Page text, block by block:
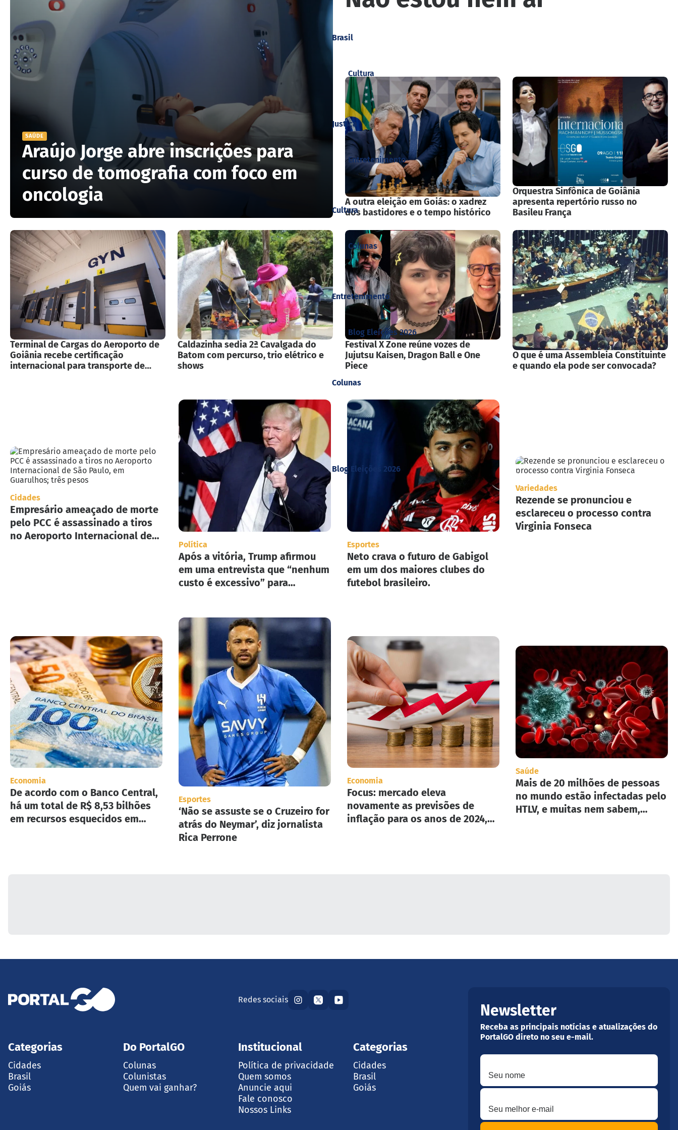
Cultura
Entretenimento
Colunas
Blog Eleições 2026
Brasil
Justiça
Cultura
Entretenimento
Colunas
Blog Eleições 2026
SAÚDE
Araújo Jorge abre inscrições para
curso de tomografia com foco em
oncologia
A outra eleição em Goiás: o xadrez
dos bastidores e o tempo histórico
Orquestra Sinfônica de Goiânia
apresenta repertório russo no
Basileu França
Terminal de Cargas do Aeroporto de
Goiânia recebe certificação
internacional para transporte de
Caldazinha sedia 2ª Cavalgada do
Batom com percurso, trio elétrico e
shows
Festival X Zone reúne vozes de
Jujutsu Kaisen, Dragon Ball e One
Piece
O que é uma Assembleia Constituinte
e quando ela pode ser convocada?
Cidades
Empresário ameaçado de morte
pelo PCC é assassinado a tiros
no Aeroporto Internacional de
Política
Após a vitória, Trump afirmou
em uma entrevista que “nenhum
custo é excessivo” para
Estados Unidos.
Esportes
Neto crava o futuro de Gabigol
em um dos maiores clubes do
futebol brasileiro.
Variedades
Rezende se pronunciou e
esclareceu o processo contra
Virginia Fonseca
Economia
De acordo com o Banco Central,
há um total de R$ 8,53 bilhões
em recursos esquecidos em
Esportes
‘Não se assuste se o Cruzeiro for
atrás do Neymar’, diz jornalista
Rica Perrone
Economia
Focus: mercado eleva
novamente as previsões de
inflação para os anos de 2024,
Saúde
Mais de 20 milhões de pessoas
no mundo estão infectadas pelo
HTLV, e muitas nem sabem,
Redes sociais
Categorias
Cidades
Brasil
Goiás
Do PortalGO
Colunas
Colunistas
Quem vai ganhar?
Institucional
Política de privacidade
Quem somos
Anuncie aqui
Fale conosco
Nossos Links
Categorias
Cidades
Brasil
Goiás
Newsletter
Receba as principais notícias e atualizações do
PortalGO direto no seu e-mail.
Seu nome
Seu melhor e-mail